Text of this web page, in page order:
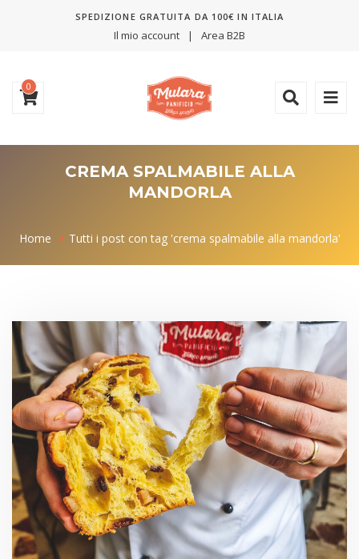
SPEDIZIONE GRATUITA DA 100€ IN ITALIA
Il mio account Area B2B
0
CREMA SPALMABILE ALLA
MANDORLA
Home Tutti i post con tag 'crema spalmabile alla mandorla'